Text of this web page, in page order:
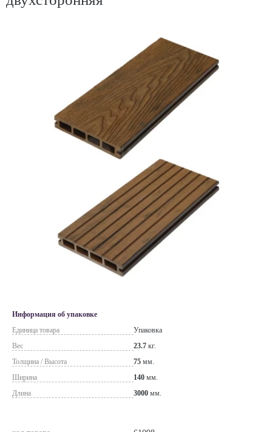
Информация об упаковке
Единица товара
Упаковка
Вес
23.7 кг.
Толщина / Высота
75 мм.
Ширина
140 мм.
Длина
3000 мм.